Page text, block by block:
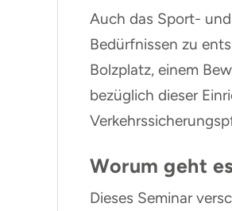
Auch das Sport-
Bedürfnissen zu
Bolzplatz, einem
bezüglich dieser
Worum geht
Dieses Seminar